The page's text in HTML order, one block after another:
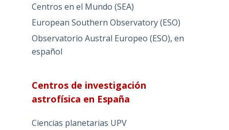
Centros en el Mundo (SEA)
European Southern Observatory (ESO)
Observatorio Austral Europeo (ESO), en
español
Centros de investigación
astrofísica en España
Ciencias planetarias UPV